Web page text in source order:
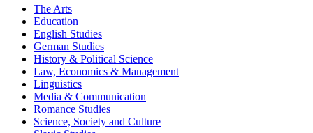
The Arts
Education
English Studies
German Studies
History & Political Science
Law, Economics & Management
Linguistics
Media & Communication
Romance Studies
Science, Society and Culture